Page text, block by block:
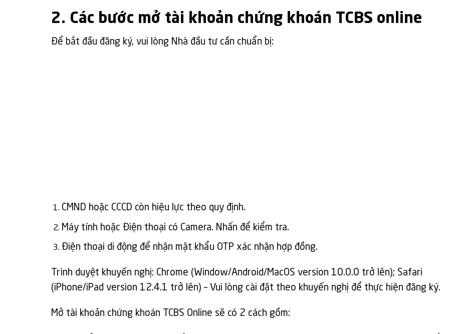
2. Các bước mở tài khoản chứng khoán TCBS online
Để bắt đầu đăng ký, vui lòng Nhà đầu tư cần chuẩn bị:
CMND hoặc CCCD còn hiệu lực theo quy định.
Máy tính hoặc Điện thoại có Camera. Nhấn để kiểm tra.
Điện thoại di động để nhận mật khẩu OTP xác nhận hợp đồng.
Trình duyệt khuyến nghị: Chrome (Window/Android/MacOS version 10.0.0 trở lên); Safari
(iPhone/iPad version 12.4.1 trở lên) – Vui lòng cài đặt theo khuyến nghị để thực hiện đăng ký.
Mở tài khoản chứng khoán TCBS Online sẽ có 2 cách gồm: